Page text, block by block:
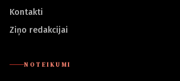
Kontakti
Ziņo redakcijai
NOTEIKUMI